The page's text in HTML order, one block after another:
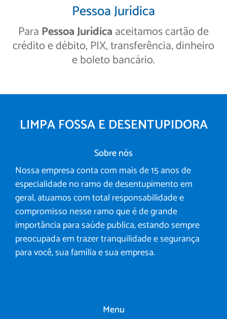
Pessoa Jurídica
Para Pessoa Jurídicaaceitamos cartão de
crédito e débito, PIX, transferência, dinheiro
e boleto bancário.
LIMPA FOSSA E DESENTUPIDORA
Sobre nós
Nossa empresa conta com mais de 15 anos de
especialidade no ramo de desentupimento em
geral, atuamos com total responsabilidade e
compromisso nesse ramo que é de grande
importância para saúde publica, estando sempre
preocupada em trazer tranquilidade e segurança
para você, sua família e sua empresa.
Menu